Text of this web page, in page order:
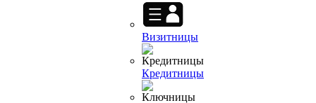
Визитницы
Кредитницы